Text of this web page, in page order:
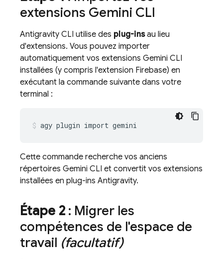
extensions Gemini CLI
Antigravity CLI utilise des plug-insau lieu
d'extensions. Vous pouvez importer
automatiquement vos extensions Gemini CLI
installées (y compris l'extension Firebase) en
exécutant la commande suivante dans votre
terminal :
agy plugin import gemini
Cette commande recherche vos anciens
répertoires Gemini CLI et convertit vos extensions
installées en plug-ins Antigravity.
Étape 2: Migrer les
compétences de l'espace de
travail (facultatif)